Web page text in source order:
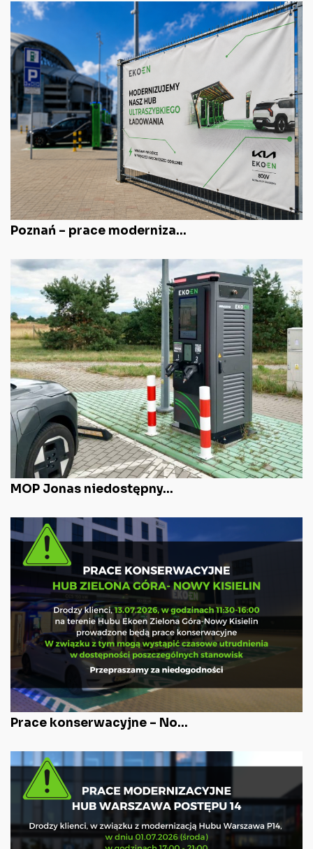
Poznań – prace moderniza...
MOP Jonas niedostępny...
Prace konserwacyjne – No...